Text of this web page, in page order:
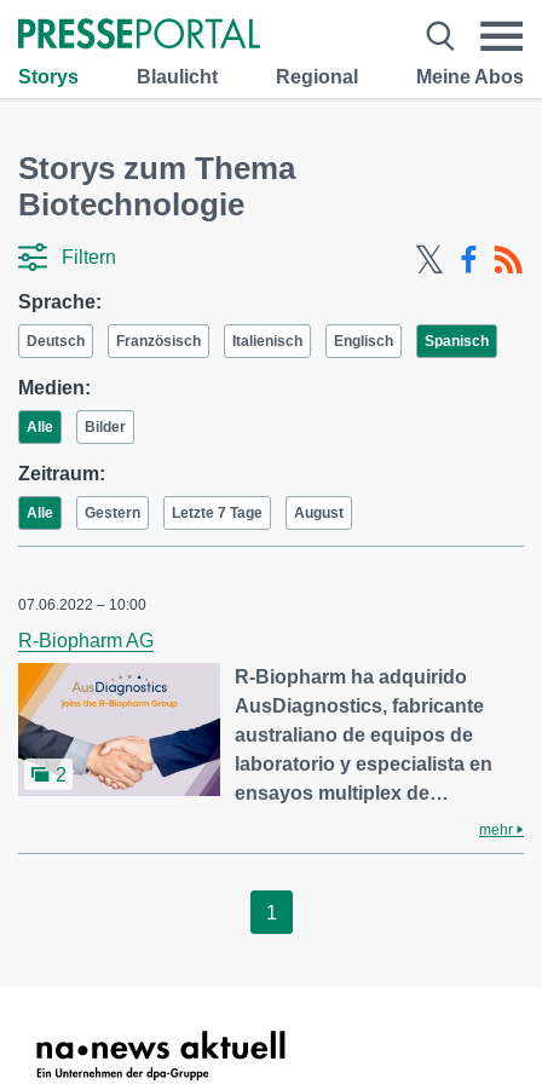
Storys Blaulicht Regional Meine Abos
Storys zum Thema
Biotechnologie
Filtern
Sprache:
Deutsch Französisch Italienisch Englisch Spanisch
Medien:
Alle Bilder
Zeitraum:
Alle Gestern Letzte 7 Tage August
07.06.2022 – 10:00
R-Biopharm AG
2
R-Biopharm ha adquirido
AusDiagnostics, fabricante
australiano de equipos de
laboratorio y especialista en
ensayos multiplex de…
mehr
1